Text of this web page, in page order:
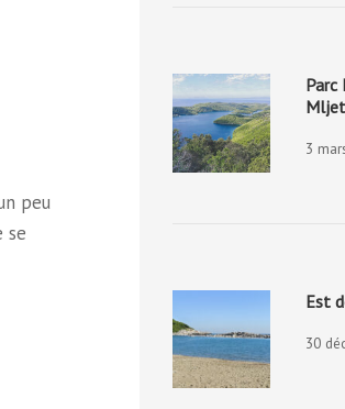
peu
se
Parc
Mljet
3
Est
30